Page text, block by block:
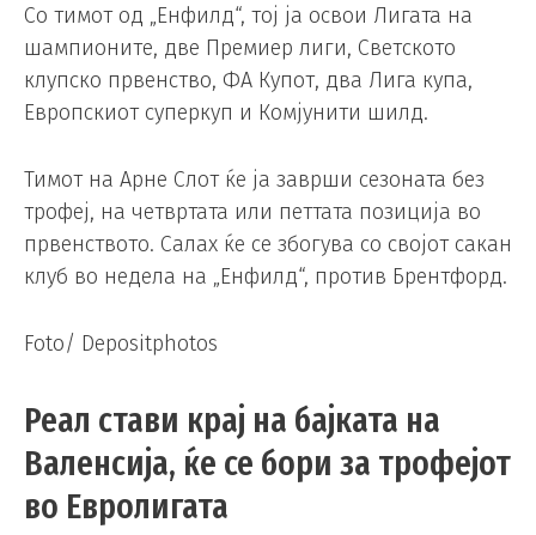
Со тимот од „Енфилд“, тој ја освои Лигата на
шампионите, две Премиер лиги, Светското
клупско првенство, ФА Купот, два Лига купа,
Европскиот суперкуп и Комјунити шилд.
Тимот на Арне Слот ќе ја заврши сезоната без
трофеј, на четвртата или петтата позиција во
првенството. Салах ќе се збогува со својот сакан
клуб во недела на „Енфилд“, против Брентфорд.
Foto/ Depositphotos
Реал стави крај на бајката на
Валенсија, ќе се бори за трофејот
во Евролигата